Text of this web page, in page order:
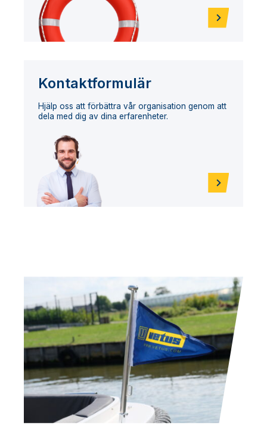
Kontaktformulär
Hjälp oss att förbättra vår organisation genom att
dela med dig av dina erfarenheter.